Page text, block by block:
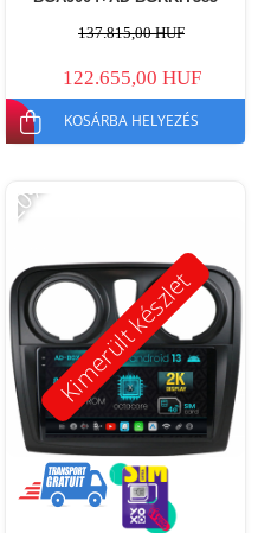
137.815,00 HUF
122.655,00 HUF
KOSÁRBA HELYEZÉS
Kimerült készlet
-20%